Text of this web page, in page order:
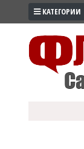
ПРОМО
КАТЕГОРИИ